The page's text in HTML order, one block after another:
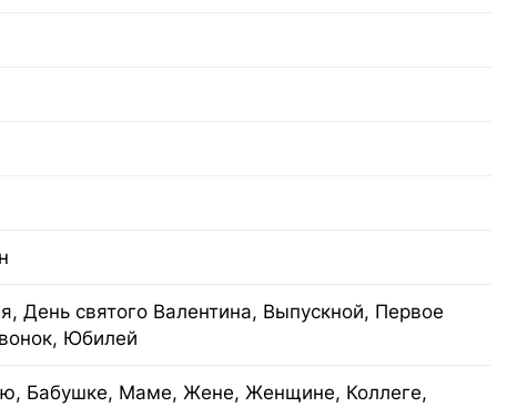
День святого Валентина, Выпускной, Первое
Юбилей
Бабушке, Маме, Жене, Женщине, Коллеге,